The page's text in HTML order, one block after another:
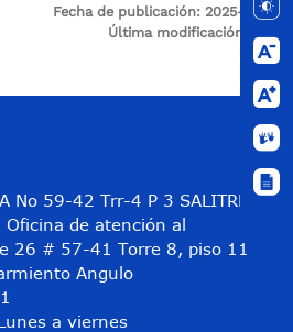
Fecha de publicación: 2025-12-21
Última modificación:
No 59-42 Trr-4 P 3 SALITRE
de atención al
26 # 57-41 Torre 8, piso 11
Angulo
a viernes